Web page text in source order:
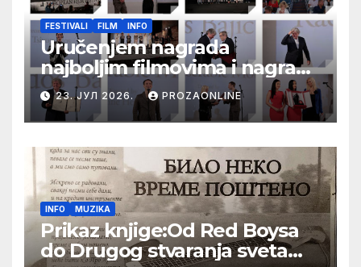
FESTIVALI FILM INFO
Uručenjem nagrada
najboljim filmovima i nagrade
„Aleksandar Lifka“ Radošu
Bajiću svečano zatvoren 33.
Festival evropskog filma Palić
23. ЈУЛ 2026. PROZAONLINE
INFO MUZIKA
Prikaz knjige:Od Red Boysa
do Drugog stvaranja sveta